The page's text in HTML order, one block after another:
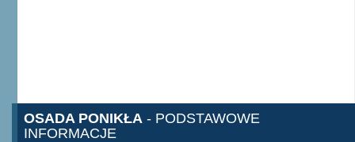
OSADA PONIKŁA - PODSTAWOWE
INFORMACJE